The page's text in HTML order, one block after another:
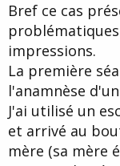
Bref ce cas
impressions.
La première
l'anamnèse
J'ai utilisé un
et arrivé au
mère (sa mère